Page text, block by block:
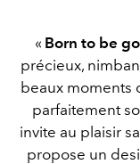
« Born to be
précieux,
beaux moments
parfaitement
invite au plaisir
propose un